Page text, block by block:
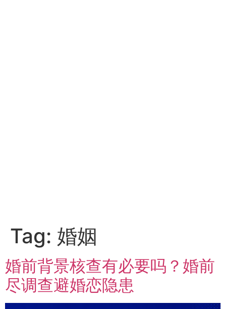
Tag: 婚姻
婚前背景核查有必要吗？婚前
尽调查避婚恋隐患